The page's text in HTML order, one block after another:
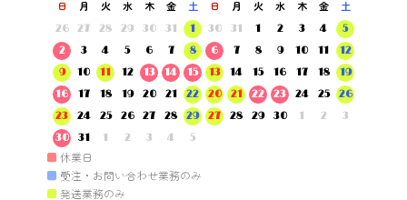
日 月 火 水 木 金
土
26
27 28 29 30 31
1
2
3 4 5 6 7
8
9
10 11 12 13 14
15
16
17 18 19 20 21
22
23
24 25 26 27 28
29
30
31 1 2 3 4 5
日 月 火 水 木 金
土
30
31 1 2 3 4
5
6
7 8 9 10 11
12
13
14 15 16 17 18
19
20
21 22 23 24 25
26
27
28 29 30 1 2 3
■ 休業日
■ 受注・お問い合わせ業務のみ
■ 発送業務のみ